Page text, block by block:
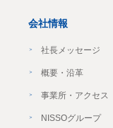
会社情報
社長メッセージ
概要・沿革
事業所・アクセス
NISSOグループ